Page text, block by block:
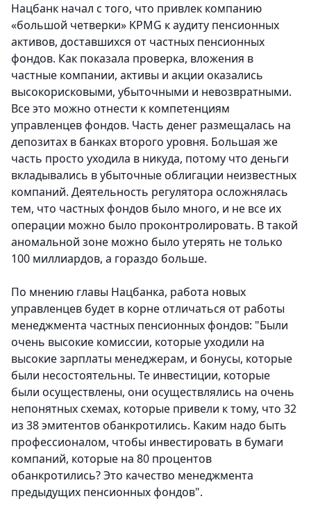
Нацбанк начал с того, что привлек компанию
«большой четверки» KPMG к аудиту пенсионных
активов, доставшихся от частных пенсионных
фондов. Как показала проверка, вложения в
частные компании, активы и акции оказались
высокорисковыми, убыточными и невозвратными.
Все это можно отнести к компетенциям
управленцев фондов. Часть денег размещалась на
депозитах в банках второго уровня. Большая же
часть просто уходила в никуда, потому что деньги
вкладывались в убыточные облигации неизвестных
компаний. Деятельность регулятора осложнялась
тем, что частных фондов было много, и не все их
операции можно было проконтролировать. В такой
аномальной зоне можно было утерять не только
100 миллиардов, а гораздо больше.
По мнению главы Нацбанка, работа новых
управленцев будет в корне отличаться от работы
менеджмента частных пенсионных фондов: "Были
очень высокие комиссии, которые уходили на
высокие зарплаты менеджерам, и бонусы, которые
были несостоятельны. Те инвестиции, которые
были осуществлены, они осуществлялись на очень
непонятных схемах, которые привели к тому, что 32
из 38 эмитентов обанкротились. Каким надо быть
профессионалом, чтобы инвестировать в бумаги
компаний, которые на 80 процентов
обанкротились? Это качество менеджмента
предыдущих пенсионных фондов".